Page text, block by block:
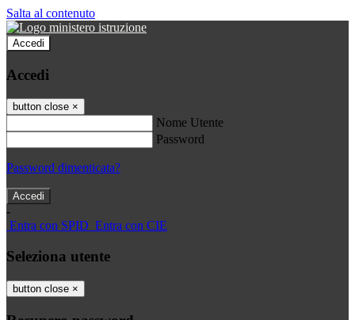
Salta al contenuto
Accedi
Accedi
button close ×
Nome Utente
Password
Password dimenticata?
-
Entra con SPID Entra con CIE
Seleziona utente
button close ×